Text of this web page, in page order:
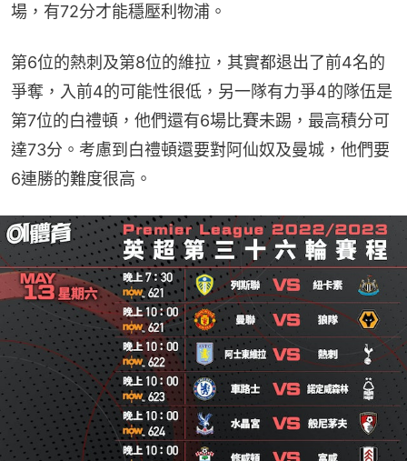
場，有72分才能穩壓利物浦。
第6位的熱刺及第8位的維拉，其實都退出了前4名的
爭奪，入前4的可能性很低，另一隊有力爭4的隊伍是
第7位的白禮頓，他們還有6場比賽未踢，最高積分可
達73分。考慮到白禮頓還要對阿仙奴及曼城，他們要
6連勝的難度很高。